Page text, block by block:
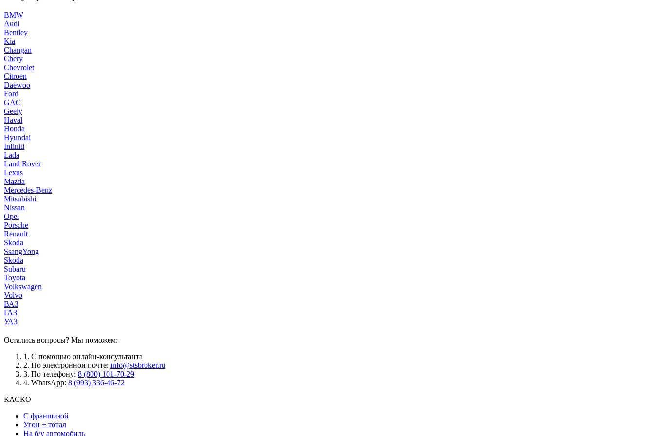
BMW
Audi
Bentley
Kia
Changan
Chery
Chevrolet
Citroen
Daewoo
Ford
GAC
Geely
Haval
Honda
Hyundai
Infiniti
Lada
Land Rover
Lexus
Mazda
Mercedes-Benz
Mitsubishi
Nissan
Opel
Porsche
Renault
Skoda
SsangYong
Skoda
Subaru
Toyota
Volkswagen
Volvo
ВАЗ
ГАЗ
УАЗ
Остались вопросы? Мы поможем:
1. С помощью онлайн-консультанта
2. По электронной почте: info@stsbroker.ru
3. По телефону: 8 (800) 101-70-29
4. WhatsApp: 8 (993) 336-46-72
КАСКО
С франшизой
Угон + тотал
На б/у автомобиль